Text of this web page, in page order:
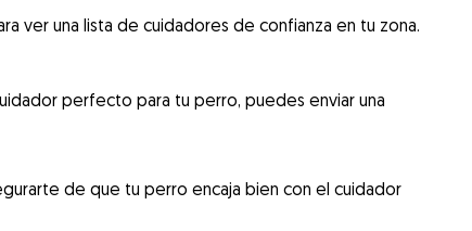
ver una lista de cuidadores de confianza en tu zona.
perfecto para tu perro, puedes enviar una
de que tu perro encaja bien con el cuidador